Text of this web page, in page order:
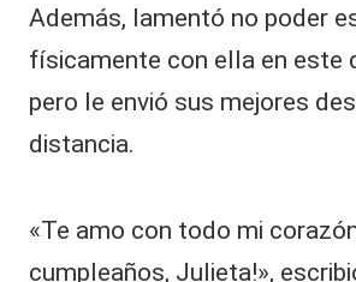
Además, lamentó no poder
físicamente con ella en este
pero le envió sus mejores
distancia.
«Te amo con todo mi
cumpleaños, Julieta!»,